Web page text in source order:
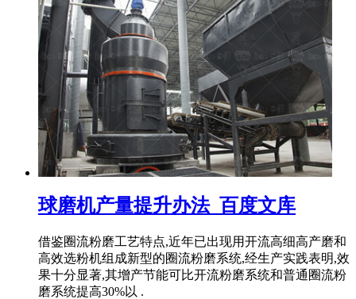
球磨机产量提升办法_百度文库
借鉴圈流粉磨工艺特点,近年已出现用开流高细高产磨和
高效选粉机组成新型的圈流粉磨系统,经生产实践表明,效
果十分显著,其增产节能可比开流粉磨系统和普通圈流粉
磨系统提高30%以 .